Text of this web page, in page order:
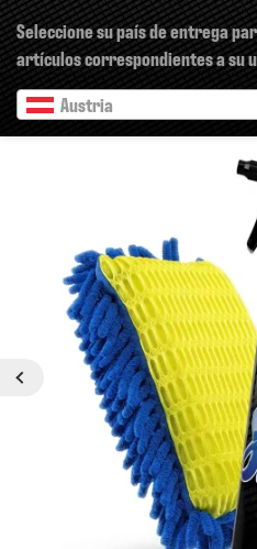
Seleccione su país de entrega
artículos correspondientes a su
Austria
Anterior